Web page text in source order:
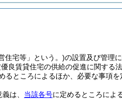
住宅等」という。)の設置及び管理
優良賃貸住宅の供給の促進に関する
るところによるほか、必要な事項を
は、 当該各号に定めるところによる